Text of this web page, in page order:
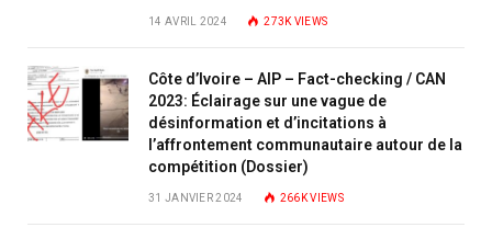
14 AVRIL 2024 273K VIEWS
Côte d’Ivoire – AIP – Fact-checking / CAN
2023: Éclairage sur une vague de
désinformation et d’incitations à
l’affrontement communautaire autour de la
compétition (Dossier)
31 JANVIER 2024 266KVIEWS